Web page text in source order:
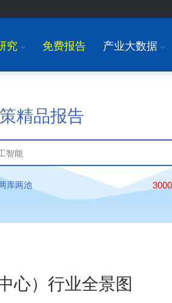
究 I 免费报告 产业大数据 I
精品报告
库两池
心）行业全景图